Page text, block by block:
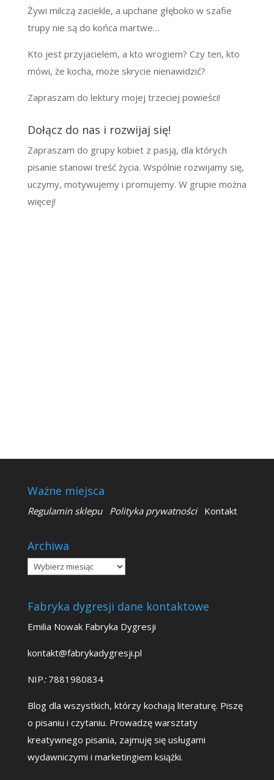
Żywi milczą zaciekle, a upchane głęboko w szafie
trupy nie są do końca martwe…
Kto jest przyjacielem, a kto wrogiem? Czy ten, kto
mówi, że kocha, może skrycie nienawidzić?
Zapraszam do lektury mojej trzeciej powieści!
Dołącz do nas i rozwijaj się!
Zapraszam do grupy kobiet z pasją, dla których
pisanie stanowi treść życia. Wspólnie rozwijamy się,
uczymy, motywujemy i promujemy. W grupie można
więcej!
Ważne miejsca
Regulamin sklepu Polityka prywatnościKontakt
Archiwa
Archiwa
Fabryka dygresji dane kontaktowe
Emilia Nowak Fabryka Dygresji
kontakt@fabrykadygresji.pl
NIP: 7881980834
Blog dla wszystkich, którzy kochają literaturę. Piszę
o pisaniu i czytaniu. Prowadzę warsztaty
kreatywnego pisania, zajmuję się usługami
wydawniczymi i marketingiem książki.